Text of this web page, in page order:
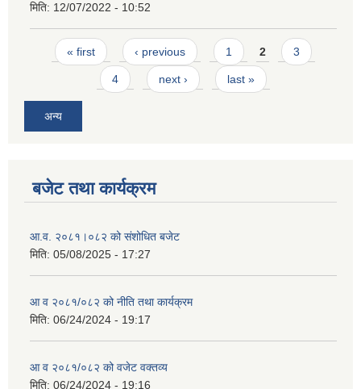
मिति: 12/07/2022 - 10:52
Pages
« first ‹ previous 1 2 3
4 next › last »
अन्य
बजेट तथा कार्यक्रम
आ.व. २०८१।०८२ को संशोधित बजेट
मिति: 05/08/2025 - 17:27
आ व २०८१/०८२ को नीति तथा कार्यक्रम
मिति: 06/24/2024 - 19:17
आ व २०८१/०८२ को वजेट वक्तव्य
मिति: 06/24/2024 - 19:16